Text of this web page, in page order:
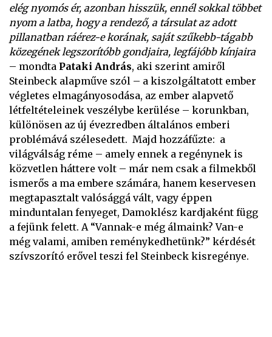
elég nyomós ér, azonban hisszük, ennél sokkal többet
nyom a latba, hogy a rendező, a társulat az adott
pillanatban ráérez-e korának, saját szűkebb-tágabb
közegének legszorítóbb gondjaira, legfájóbb kínjaira
– mondta Pataki András, aki szerint amiről
Steinbeck alapműve szól – a kiszolgáltatott ember
végletes elmagányosodása, az ember alapvető
létfeltételeinek veszélybe kerülése – korunkban,
különösen az új évezredben általános emberi
problémává szélesedett. Majd hozzáfűzte: a
világválság réme – amely ennek a regénynek is
közvetlen háttere volt – már nem csak a filmekből
ismerős a ma embere számára, hanem keservesen
megtapasztalt valósággá vált, vagy éppen
minduntalan fenyeget, Damoklész kardjaként függ
a fejünk felett. A “Vannak-e még álmaink? Van-e
még valami, amiben reménykedhetünk?” kérdését
szívszorító erővel teszi fel Steinbeck kisregénye.